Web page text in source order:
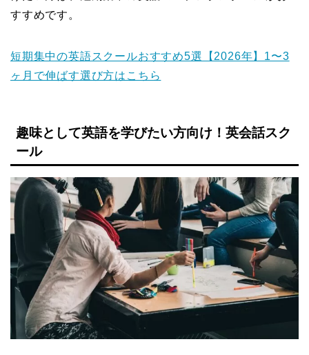
すすめです。
短期集中の英語スクールおすすめ5選【2026年】1〜3
ヶ月で伸ばす選び方はこちら
趣味として英語を学びたい方向け！英会話スク
ール